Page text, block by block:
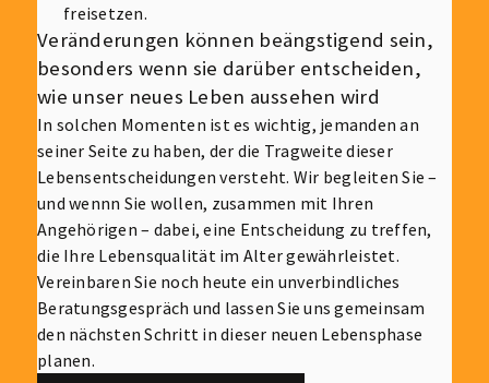
freisetzen.
Veränderungen können beängstigend sein,
besonders wenn sie darüber entscheiden,
wie unser neues Leben aussehen wird
In solchen Momenten ist es wichtig, jemanden an
seiner Seite zu haben, der die Tragweite dieser
Lebensentscheidungen versteht. Wir begleiten Sie –
und wennn Sie wollen, zusammen mit Ihren
Angehörigen – dabei, eine Entscheidung zu treffen,
die Ihre Lebensqualität im Alter gewährleistet.
Vereinbaren Sie noch heute ein unverbindliches
Beratungsgespräch und lassen Sie uns gemeinsam
den nächsten Schritt in dieser neuen Lebensphase
planen.